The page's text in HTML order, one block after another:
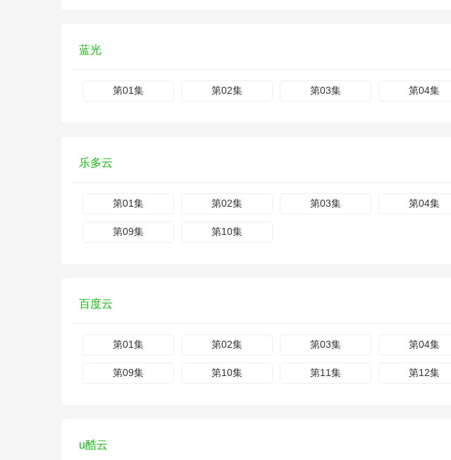
蓝光
第01集 第02集 第03集 第04集
乐多云
第01集 第02集 第03集 第04集
第09集 第10集
百度云
第01集 第02集 第03集 第04集
第09集 第10集 第11集 第12集
u酷云